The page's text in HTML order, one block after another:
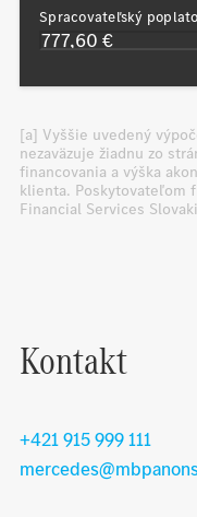
Spracovateľský
[a] Vyššie uvedený
nezaväzuje žiadnu zo
financovania a výška
klienta. Poskytovateľom
Financial Services
Kontakt
+421 915 999 111